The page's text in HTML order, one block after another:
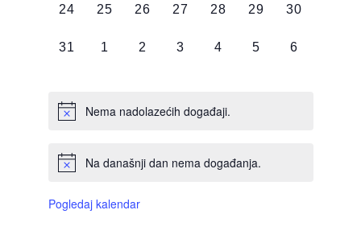
0
24
0
25
0
26
0
27
0
28
0
29
0
30
0
31
0
1
0
2
0
3
0
4
0
5
0
6
Nema nadolazećih događaji.
Na današnji dan nema događanja.
Pogledaj kalendar